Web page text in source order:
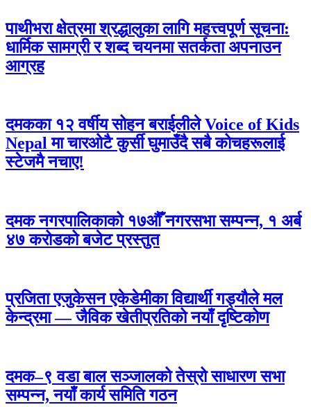
पाथीभरा क्षेत्रमा श्रद्धालुका लागि महत्त्वपूर्ण सूचना:
धार्मिक सामग्री र शब्द चयनमा सतर्कता अपनाउन
आग्रह
दमकका १२ वर्षीय सोहन बराईलीले Voice of Kids
Nepal मा चारओटै कुर्सी घुमाउँदै सबै कोचहरूलाई
स्टेजमै नचाए!
दमक नगरपालिकाको १७औँ नगरसभा सम्पन्न, १ अर्ब
४७ करोडको बजेट प्रस्तुत
प्रजिता एजुकेसन एकेडेमीका विद्यार्थी गड्यौले मल
केन्द्रमा — जैविक खेतीप्रतिको नयाँ दृष्टिकोण
दमक–९ वडा बाल सञ्जालको तेस्रो साधारण सभा
सम्पन्न, नयाँ कार्य समिति गठन